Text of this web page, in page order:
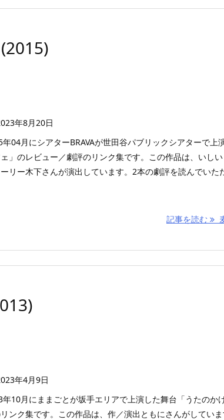
年8月20日
年04月にシアターBRAVAが世田谷パブリックシアターで上
」のレビュー／劇評のリンク集です。この作品は、いし
リー木下さんが演出しています。2本の劇評を読んでいた
記事を読む
年4月9日
年10月にままごとが坂手エリアで上演した舞台「うたのか
ンク集です。この作品は、作／演出ともにさんがしてい